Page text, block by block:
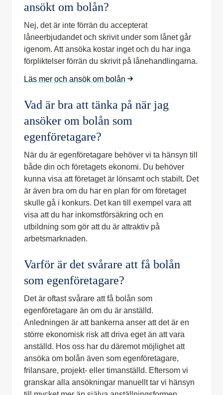
ansökt om bolån?
Nej, det är inte förrän du accepterat
låneerbjudandet och skrivit under som lånet går
igenom. Att ansöka kostar inget och du har inga
förpliktelser förrän du skrivit på lånehandlingarna.
Läs mer och ansök om bolån
Vad är bra att tänka på när jag
ansöker om bolån som
egenföretagare?
När du är egenföretagare behöver vi ta hänsyn till
både din och företagets ekonomi. Du behöver
kunna visa att företaget är lönsamt och stabilt. Det
är även bra om du har en plan för om företaget
skulle gå i konkurs. Det kan till exempel vara att
visa att du har inkomstförsäkring och en
utbildning som gör att du är attraktiv på
arbetsmarknaden.
Varför är det svårare att få bolån
som egenföretagare?
Det är oftast svårare att få bolån som
egenföretagare än om du är anställd.
Anledningen är att bankerna anser att det är en
större ekonomisk risk att driva eget än att vara
anställd. Hos oss har du däremot möjlighet att
ansöka om bolån även som egenföretagare,
frilansare, projekt- eller timanställd. Eftersom vi
granskar alla ansökningar manuellt tar vi hänsyn